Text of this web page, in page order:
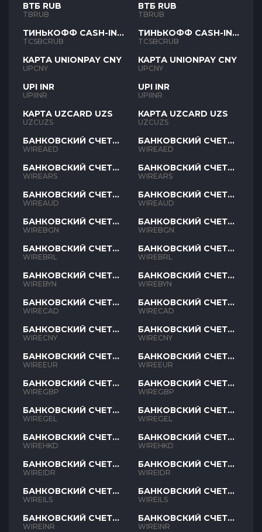
ВТБ RUB
TBRUB
ТИНЬКОФФ CASH-IN
RUB
TCSBCRUB
КАРТА UNIONPAY CNY
UPCNY
UPI INR
UPIINR
КАРТА UZCARD UZS
UZCUZS
БАНКОВСКИЙ СЧЕТ
AED
WIREAED
БАНКОВСКИЙ СЧЕТ
ARS
WIREARS
БАНКОВСКИЙ СЧЕТ
AUD
WIREAUD
БАНКОВСКИЙ СЧЕТ
BGN
WIREBGN
БАНКОВСКИЙ СЧЕТ
BRL
WIREBRL
БАНКОВСКИЙ СЧЕТ
BYN
WIREBYN
БАНКОВСКИЙ СЧЕТ
CAD
WIRECAD
БАНКОВСКИЙ СЧЕТ
CNY
WIRECNY
БАНКОВСКИЙ СЧЕТ
EUR
WIREEUR
БАНКОВСКИЙ СЧЕТ
GBP
WIREGBP
БАНКОВСКИЙ СЧЕТ
GEL
WIREGEL
БАНКОВСКИЙ СЧЕТ
HKD
WIREHKD
БАНКОВСКИЙ СЧЕТ
IDR
WIREIDR
БАНКОВСКИЙ СЧЕТ
ILS
WIREILS
БАНКОВСКИЙ СЧЕТ
INR
WIREINR
ВТБ RUB
TBRUB
ТИНЬКОФФ CASH-IN
RUB
TCSBCRUB
КАРТА UNIONPAY CNY
UPCNY
UPI INR
UPIINR
КАРТА UZCARD UZS
UZCUZS
БАНКОВСКИЙ СЧЕТ
AED
WIREAED
БАНКОВСКИЙ СЧЕТ
ARS
WIREARS
БАНКОВСКИЙ СЧЕТ
AUD
WIREAUD
БАНКОВСКИЙ СЧЕТ
BGN
WIREBGN
БАНКОВСКИЙ СЧЕТ
BRL
WIREBRL
БАНКОВСКИЙ СЧЕТ
BYN
WIREBYN
БАНКОВСКИЙ СЧЕТ
CAD
WIRECAD
БАНКОВСКИЙ СЧЕТ
CNY
WIRECNY
БАНКОВСКИЙ СЧЕТ
EUR
WIREEUR
БАНКОВСКИЙ СЧЕТ
GBP
WIREGBP
БАНКОВСКИЙ СЧЕТ
GEL
WIREGEL
БАНКОВСКИЙ СЧЕТ
HKD
WIREHKD
БАНКОВСКИЙ СЧЕТ
IDR
WIREIDR
БАНКОВСКИЙ СЧЕТ
ILS
WIREILS
БАНКОВСКИЙ СЧЕТ
INR
WIREINR